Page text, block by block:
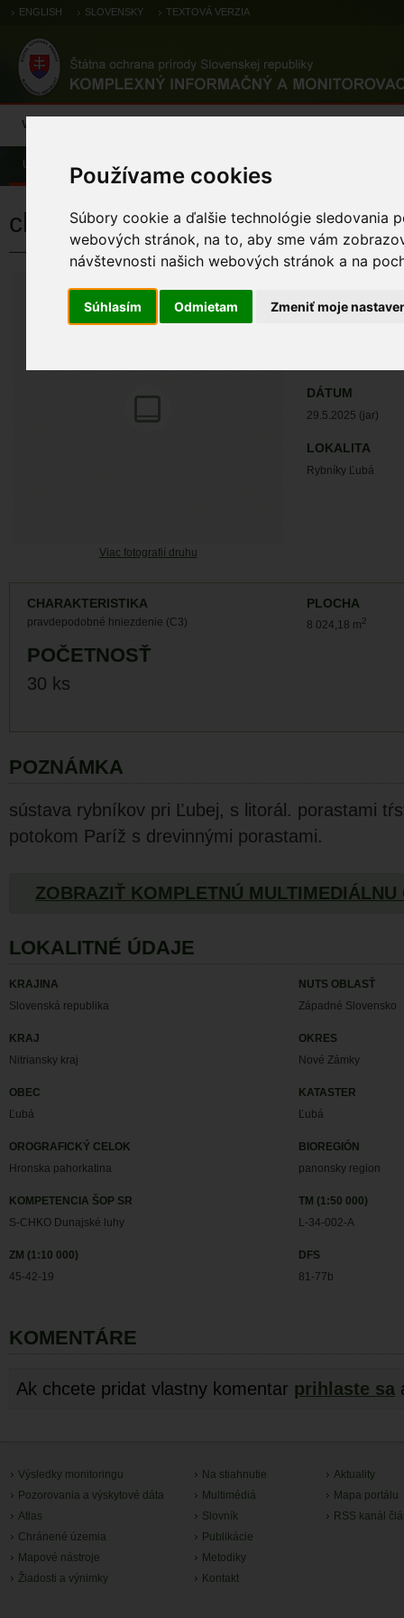
Používame cookies
Súbory cookie a ďalšie technológie sledovania
webových stránok, na to, aby sme vám
návštevnosti našich webových stránok a na
Súhlasím Odmietam Zmeniť moje
ENGLISH SLOVENSKY TEXTOVÁ VERZIA
Výsledky monitoringu
Úvod Pozorovania a výskytové dáta
chochlačka sivá
Viac fotografií druhu
Aythya ferina
DÁTUM
29.5.2025 (jar)
LOKALITA
Rybníky Ľubá
CHARAKTERISTIKA
pravdepodobné hniezdenie (C3)
PLOCHA
8 024,18 m2
POČETNOSŤ
30 ks
POZNÁMKA
sústava rybníkov pri Ľubej, s litorál. porastami
potokom Paríž s drevinnými porastami.
ZOBRAZIŤ KOMPLETNÚ MULTIMEDIÁLNU
LOKALITNÉ ÚDAJE
KRAJINA
Slovenská republika
NUTS OBLASŤ
Západné Slovensko
KRAJ
Nitriansky kraj
OKRES
Nové Zámky
OBEC
Ľubá
KATASTER
Ľubá
OROGRAFICKÝ CELOK
Hronska pahorkatina
BIOREGIÓN
panonsky region
KOMPETENCIA ŠOP SR
S-CHKO Dunajské luhy
TM (1:50 000)
L-34-002-A
ZM (1:10 000)
45-42-19
DFS
81-77b
KOMENTÁRE
Ak chcete pridat vlastny komentar prihlaste sa
Výsledky monitoringu
Pozorovania a výskytové dáta
Atlas
Chránené územia
Mapové nástroje
Žiadosti a výnimky
Na stiahnutie
Multimédiá
Slovník
Publikácie
Metodiky
Kontakt
Aktuality
Mapa portálu
RSS kanál